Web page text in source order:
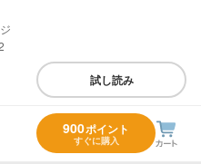
試し読み
900ポイント
すぐに購入